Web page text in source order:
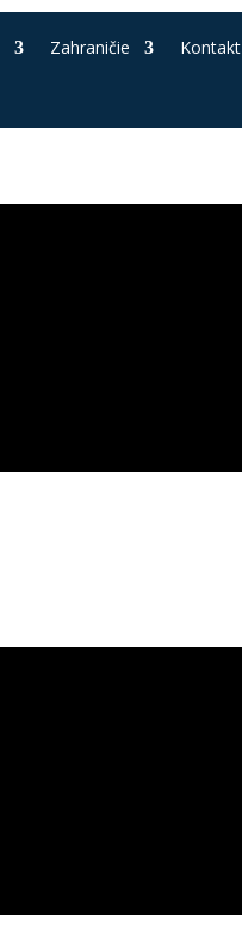
Zahraničie Kontakt